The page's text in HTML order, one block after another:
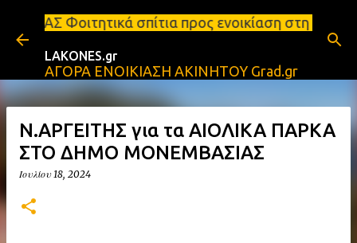
Μετάβαση στο κύριο περιεχόμενο
σπίτια προς ενοικίαση στη Σπάρτη
LAKONES.gr
ΑΓΟΡΑ ΕΝΟΙΚΙΑΣΗ ΑΚΙΝΗΤΟΥ Grad.gr
Ν.ΑΡΓΕΙΤΗΣ για τα ΑΙΟΛΙΚΑ ΠΑΡΚΑ
ΣΤΟ ΔΗΜΟ ΜΟΝΕΜΒΑΣΙΑΣ
Ιουλίου 18, 2024